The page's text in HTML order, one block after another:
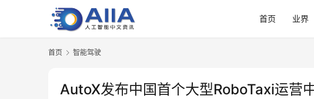
首页 业界
首页 智能驾驶
AutoX发布中国首个大型RoboTaxi运营